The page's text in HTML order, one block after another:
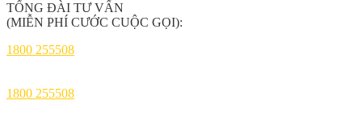
TỔNG ĐÀI TƯ VẤN
(MIỄN PHÍ CƯỚC CUỘC GỌI):
1800 255508
1800 255508